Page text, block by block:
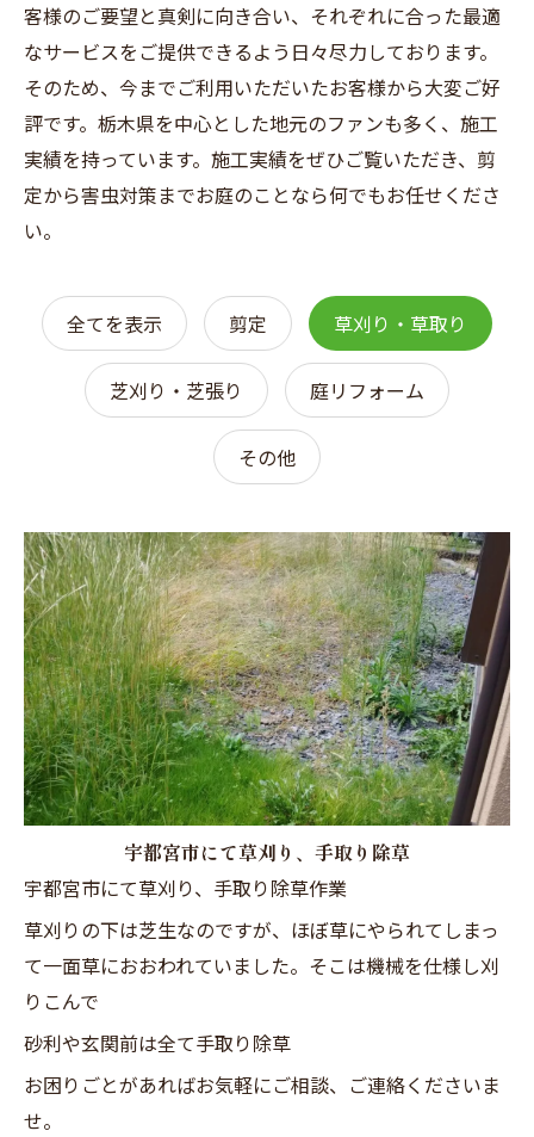
客様のご要望と真剣に向き合い、それぞれに合った最適
なサービスをご提供できるよう日々尽力しております。
そのため、今までご利用いただいたお客様から大変ご好
評です。栃木県を中心とした地元のファンも多く、施工
実績を持っています。施工実績をぜひご覧いただき、剪
定から害虫対策までお庭のことなら何でもお任せくださ
い。
全てを表示 剪定 草刈り・草取り
芝刈り・芝張り 庭リフォーム
その他
宇都宮市にて草刈り、手取り除草
宇都宮市にて草刈り、手取り除草作業
草刈りの下は芝生なのですが、ほぼ草にやられてしまっ
て一面草におおわれていました。そこは機械を仕様し刈
りこんで
砂利や玄関前は全て手取り除草
お困りごとがあればお気軽にご相談、ご連絡くださいま
せ。